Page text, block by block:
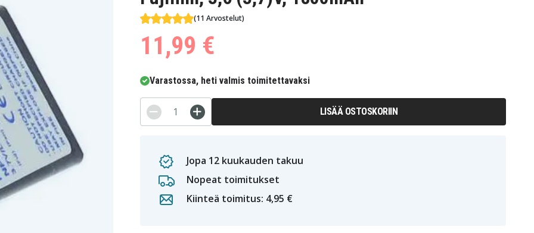
(11 Arvostelut)
11,99 €
Varastossa, heti valmis toimitettavaksi
LISÄÄ OSTOSKORIIN
Jopa 12 kuukauden takuu
Nopeat toimitukset
Kiinteä toimitus: 4,95 €